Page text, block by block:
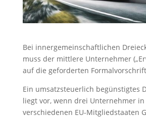
Bei innergemeinschaftlichen
muss der mittlere Unternehmer
auf die geforderten
Ein umsatzsteuerlich begünstigtes
liegt vor, wenn drei Unternehmer
verschiedenen EU-Mitgliedstaaten